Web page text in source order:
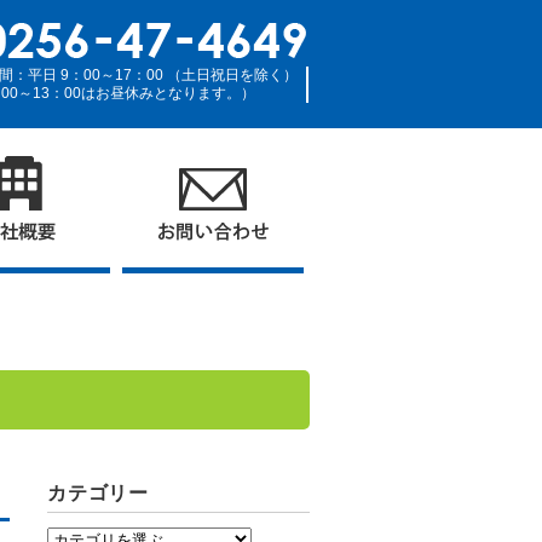
：平日 9：00～17：00 （土日祝日を除く）
～13：00はお昼休みとなります。）
カテゴリー